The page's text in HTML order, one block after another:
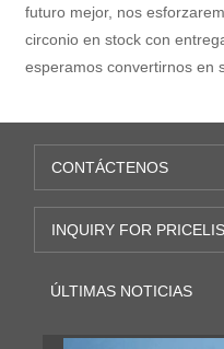
futuro mejor, nos
circonio en stock con
esperamos convertirnos en
CONTÁCTENOS
INQUIRY FOR
ÚLTIMAS NOTICIAS